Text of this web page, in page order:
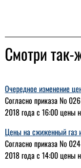
Смотри так-
Очередное изменение
Согласно приказа №
2018 года с 16:00 цены
Цены на сжиженный газ
Согласно приказа №
2018 года с 14:00 цены